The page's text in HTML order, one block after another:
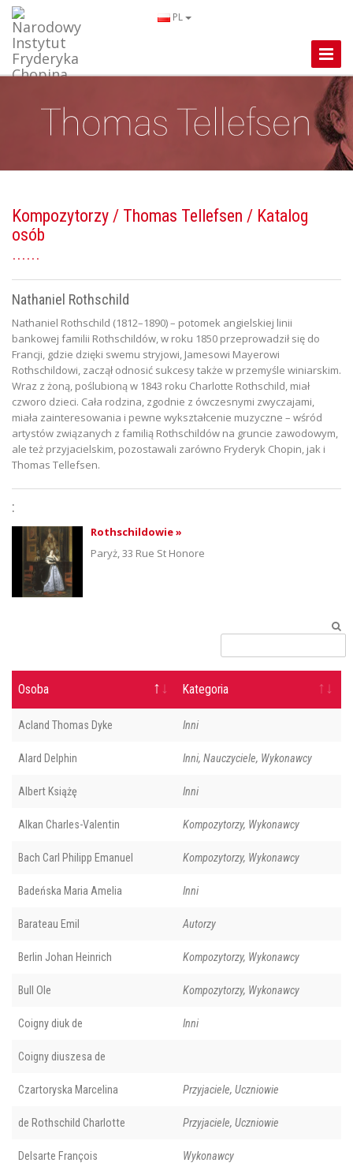
PL
Toggle
Kompozytorzy / Thomas Tellefsen / Katalog
osób
Nathaniel Rothschild
Nathaniel Rothschild (1812–1890) – potomek angielskiej linii
bankowej familii Rothschildów, w roku 1850 przeprowadził się do
Francji, gdzie dzięki swemu stryjowi, Jamesowi Mayerowi
Rothschildowi, zaczął odnosić sukcesy także w przemyśle winiarskim.
Wraz z żoną, poślubioną w 1843 roku Charlotte Rothschild, miał
czworo dzieci. Cała rodzina, zgodnie z ówczesnymi zwyczajami,
miała zainteresowania i pewne wykształcenie muzyczne – wśród
artystów związanych z familią Rothschildów na gruncie zawodowym,
ale też przyjacielskim, pozostawali zarówno Fryderyk Chopin, jak i
Thomas Tellefsen.
:
Rothschildowie »
Paryż, 33 Rue St Honore
Osoba Kategoria
Acland Thomas Dyke Inni
Alard Delphin Inni, Nauczyciele, Wykonawcy
Albert Książę Inni
Alkan Charles-Valentin Kompozytorzy, Wykonawcy
Bach Carl Philipp Emanuel Kompozytorzy, Wykonawcy
Badeńska Maria Amelia Inni
Barateau Emil Autorzy
Berlin Johan Heinrich Kompozytorzy, Wykonawcy
Bull Ole Kompozytorzy, Wykonawcy
Coigny diuk de Inni
Coigny diuszesa de
Czartoryska Marcelina Przyjaciele, Uczniowie
de Rothschild Charlotte Przyjaciele, Uczniowie
Delsarte François Wykonawcy